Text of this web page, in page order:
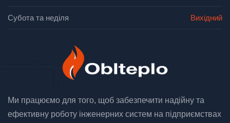
Субота та неділя Вихідний
Ми працюємо для того, щоб забезпечити надійну та
ефективну роботу інженерних систем на підприємствах